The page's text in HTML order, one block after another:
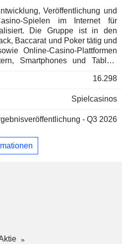
0,01 %
0,01 %
0,01 %
0,01 %
Veröffentlichung und
Spielen im Internet für
Die Gruppe ist in den
Baccarat und Poker tätig und
Online-Casino-Plattformen
Smartphones und Tablets
Der Nettoumsatz
Südamerika (2,4 %), Australien
16.298
Spielcasinos
- Q3 2026